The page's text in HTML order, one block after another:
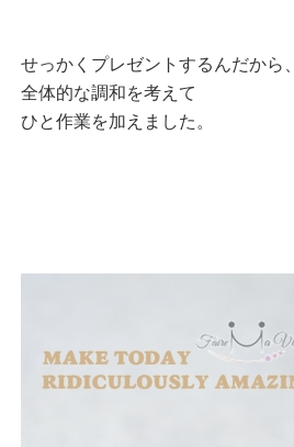
せっかくプレゼントするんだから、
全体的な調和を考えて
ひと作業を加えました。